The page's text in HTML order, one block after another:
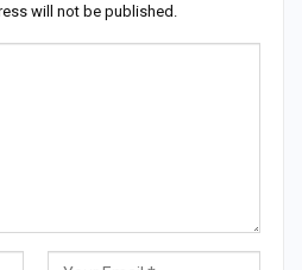
will not be published.